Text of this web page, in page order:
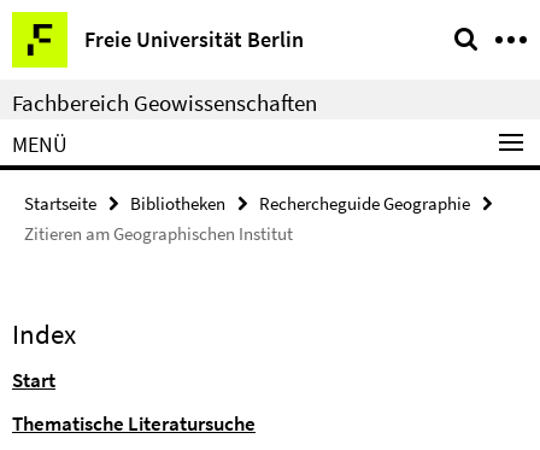
Springe
direkt
zu
Inhalt
Freie Universität Berlin
Service-
Navigation
Fachbereich Geowissenschaften
MENÜ
Startseite Bibliotheken
Rechercheguide Geographie
Zitieren am Geographischen Institut
Index
Start
Thematische Literatursuche